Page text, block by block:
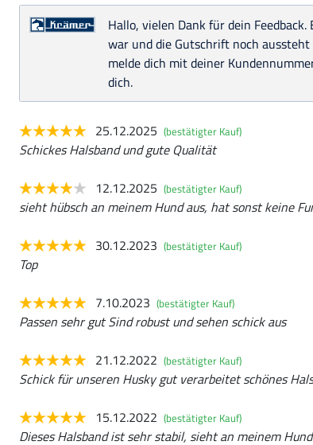
Hallo, vielen Dank für dein
war und die Gutschrift noch
melde dich mit deiner
dich.
25.12.2025 (bestätigter Kauf)
Schickes Halsband und gute Qualität
12.12.2025 (bestätigter Kauf)
sieht hübsch an meinem Hund aus, hat sonst keine
30.12.2023 (bestätigter Kauf)
Top
7.10.2023 (bestätigter Kauf)
Passen sehr gut Sind robust und sehen schick aus
21.12.2022 (bestätigter Kauf)
Schick für unseren Husky gut verarbeitet schönes
15.12.2022 (bestätigter Kauf)
Dieses Halsband ist sehr stabil, sieht an meinem